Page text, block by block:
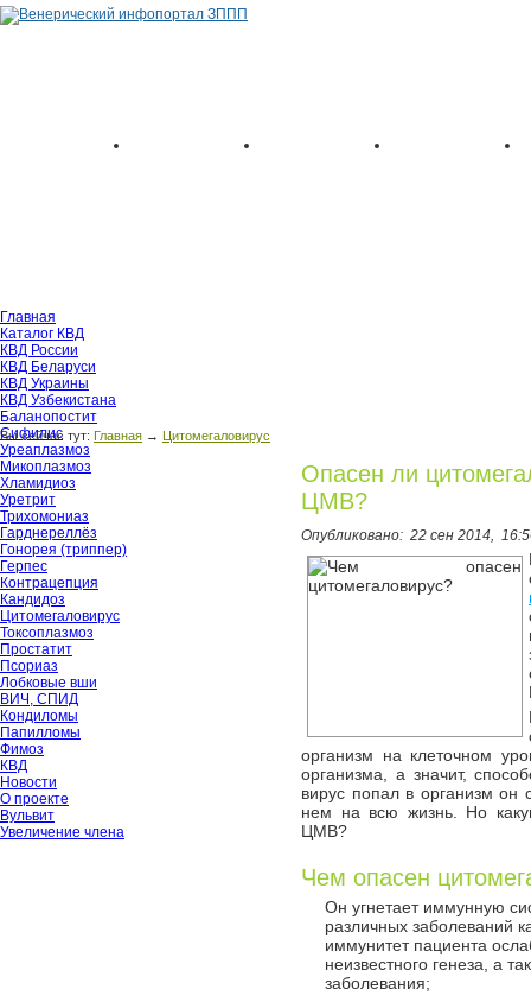
Главная
Каталог КВД
КВД России
КВД Беларуси
КВД Украины
КВД Узбекистана
Баланопостит
Сифилис
Уреаплазмоз
Микоплазмоз
Хламидиоз
Уретрит
Трихомониаз
Гарднереллёз
Гонорея (триппер)
Герпес
Контрацепция
Кандидоз
Цитомегаловирус
Токсоплазмоз
Простатит
Псориаз
Лобковые вши
ВИЧ, СПИД
Кондиломы
Папилломы
Фимоз
КВД
Новости
О проекте
Вульвит
Увеличение члена
Вы сейчас тут: Главная → Цитомегаловирус
Опасен ли
ЦМВ?
Опубликовано: 22 сен 2014,
организм на клеточном
организма, а значит,
вирус попал в организм он
нем на всю жизнь. Но
ЦМВ?
Чем опасен
Он угнетает иммунную
различных заболеваний
иммунитет пациента
неизвестного генеза, а
заболевания;